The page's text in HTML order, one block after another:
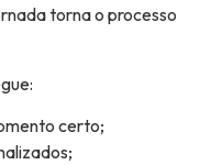
torna o processo
certo;